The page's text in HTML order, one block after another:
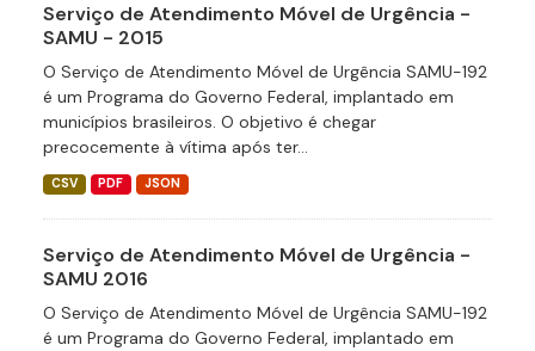
Serviço de Atendimento Móvel de Urgência -
SAMU - 2015
O Serviço de Atendimento Móvel de Urgência SAMU-192
é um Programa do Governo Federal, implantado em
municípios brasileiros. O objetivo é chegar
precocemente à vítima após ter...
CSV PDF JSON
Serviço de Atendimento Móvel de Urgência -
SAMU 2016
O Serviço de Atendimento Móvel de Urgência SAMU-192
é um Programa do Governo Federal, implantado em